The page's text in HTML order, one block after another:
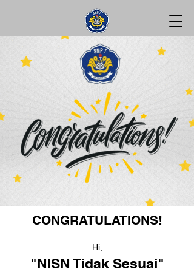
CONGRATULATIONS!
Hi,
"NISN Tidak Sesuai"